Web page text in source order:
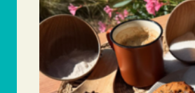
6 RUE DU 11EME BATAILLON DE CHASSEURS
ALPINS
ANNECY, Auvergne-Rhône-Alpes, 74000